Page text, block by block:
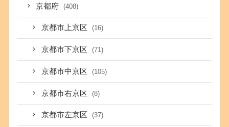
京都府 (408)
京都市上京区 (16)
京都市下京区 (71)
京都市中京区 (105)
京都市右京区 (8)
京都市左京区 (37)